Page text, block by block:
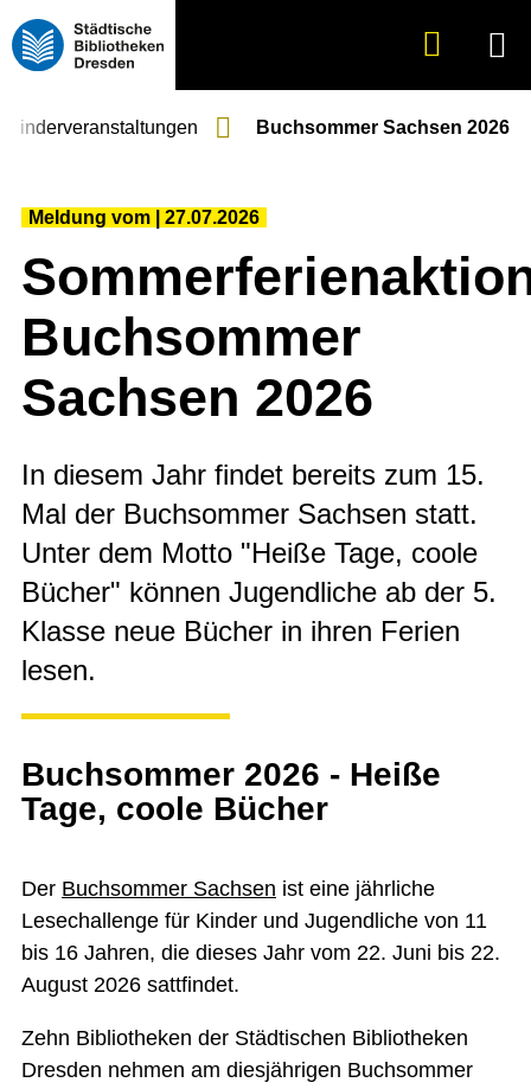
Suche
Menü
Kinder­veranstaltungen Buchsommer Sachsen 2026
Meldung vom 27.07.2026
Buchsommer
Sachsen 2026
In diesem Jahr findet bereits zum 15.
Mal der Buchsommer Sachsen statt.
Unter dem Motto "Heiße Tage, coole
Bücher" können Jugendliche ab der 5.
Klasse neue Bücher in ihren Ferien
lesen.
Buchsommer 2026 - Heiße
Tage, coole Bücher
Der Buchsommer Sachsen ist eine jährliche
Lesechallenge für Kinder und Jugendliche von 11
bis 16 Jahren, die dieses Jahr vom 22. Juni bis 22.
August 2026 sattfindet.
Zehn Bibliotheken der Städtischen Bibliotheken
Dresden nehmen am diesjährigen Buchsommer